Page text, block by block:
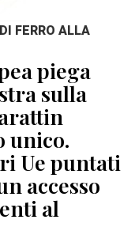
FERRO ALLA
piega
sulla
unico.
Ue puntati
accesso
al